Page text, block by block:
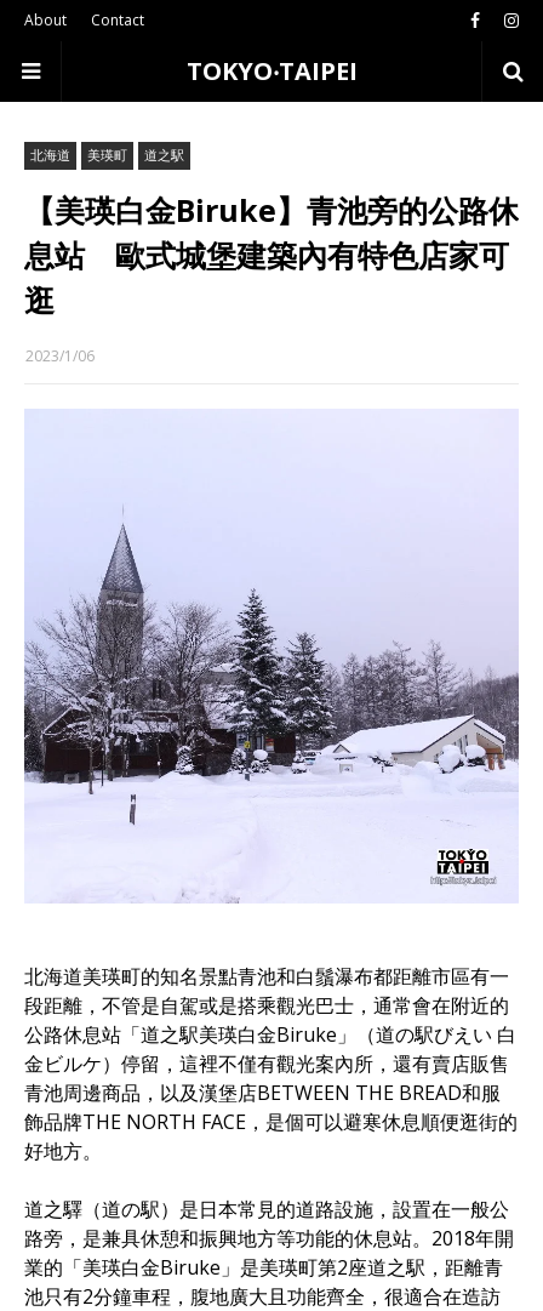
About Contact
TOKYO‧TAIPEI
北海道 美瑛町 道之駅
【美瑛白金Biruke】青池旁的公路休
息站 歐式城堡建築內有特色店家可
逛
2023/1/06
北海道美瑛町的知名景點青池和白鬚瀑布都距離市區有一
段距離，不管是自駕或是搭乘觀光巴士，通常會在附近的
公路休息站「道之駅美瑛白金Biruke」（道の駅びえい 白
金ビルケ）停留，這裡不僅有觀光案內所，還有賣店販售
青池周邊商品，以及漢堡店BETWEEN THE BREAD和服
飾品牌THE NORTH FACE，是個可以避寒休息順便逛街的
好地方。
道之驛（道の駅）是日本常見的道路設施，設置在一般公
路旁，是兼具休憩和振興地方等功能的休息站。2018年開
業的「美瑛白金Biruke」是美瑛町第2座道之駅，距離青
池只有2分鐘車程，腹地廣大且功能齊全，很適合在造訪